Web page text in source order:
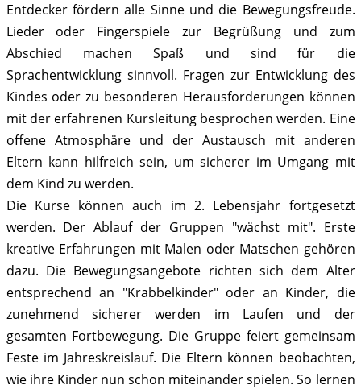
Entdecker fördern alle Sinne und die Bewegungsfreude.
Lieder oder Fingerspiele zur Begrüßung und zum
Abschied machen Spaß und sind für die
Sprachentwicklung sinnvoll. Fragen zur Entwicklung des
Kindes oder zu besonderen Herausforderungen können
mit der erfahrenen Kursleitung besprochen werden. Eine
offene Atmosphäre und der Austausch mit anderen
Eltern kann hilfreich sein, um sicherer im Umgang mit
dem Kind zu werden.
Die Kurse können auch im 2. Lebensjahr fortgesetzt
werden. Der Ablauf der Gruppen "wächst mit". Erste
kreative Erfahrungen mit Malen oder Matschen gehören
dazu. Die Bewegungsangebote richten sich dem Alter
entsprechend an "Krabbelkinder" oder an Kinder, die
zunehmend sicherer werden im Laufen und der
gesamten Fortbewegung. Die Gruppe feiert gemeinsam
Feste im Jahreskreislauf. Die Eltern können beobachten,
wie ihre Kinder nun schon miteinander spielen. So lernen